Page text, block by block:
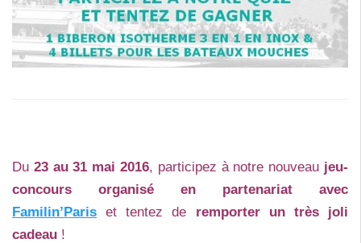
Du 23 au 31 mai 2016, participez à notre nouveau jeu-
concours organisé en partenariat avec
Familin’Paris et tentez de remporter un très joli
cadeau !